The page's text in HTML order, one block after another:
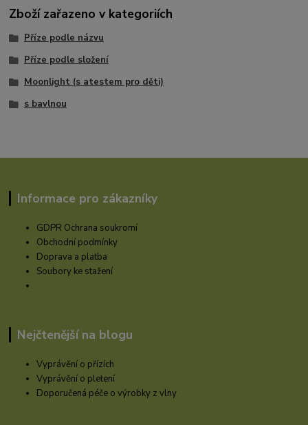
Zboží zařazeno v kategoriích
Příze podle názvu
Příze podle složení
Moonlight (s atestem pro děti)
s bavlnou
Informace pro zákazníky
GDPR Ochrana soukromí
Obchodní podmínky
Doprava a platba
Soubory ke stažení
Nejčtenější na blogu
Vyprávění o přízích
Vyprávění o pletení
Doporučená péče o výrobky z vlny